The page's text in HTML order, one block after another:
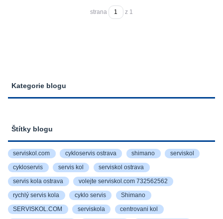
Kategorie blogu
Štítky blogu
serviskol.com cykloservis ostrava shimano serviskol
cykloservis servis kol serviskol ostrava
servis kola ostrava volejte serviskol.com 732562562
rychlý servis kola cyklo servis Shimano
SERVISKOL.COM serviskola centrovani kol
strana z 1